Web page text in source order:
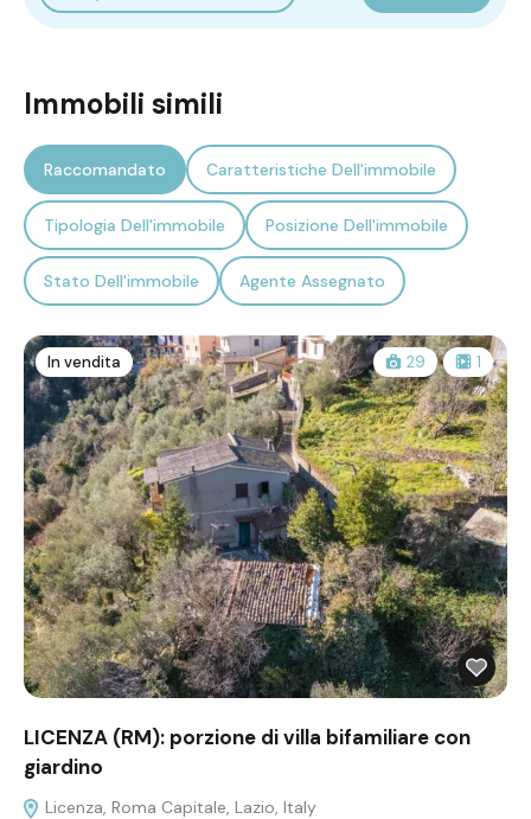
Immobili simili
Raccomandato Caratteristiche Dell'immobile
Tipologia Dell'immobile Posizione Dell'immobile
Stato Dell'immobile Agente Assegnato
In vendita 29 1
LICENZA (RM): porzione di villa bifamiliare con
giardino
Licenza, Roma Capitale, Lazio, Italy